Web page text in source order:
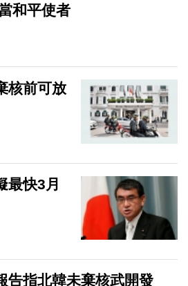
和平使者
核前可放
最快3月
告指北韓未棄核武開發